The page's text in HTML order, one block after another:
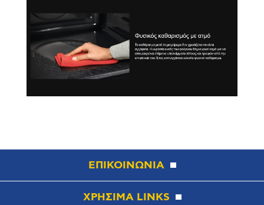
ΕΠΙΚΟΙΝΩΝΙΑ
ΧΡΗΣΙΜΑ LINKS